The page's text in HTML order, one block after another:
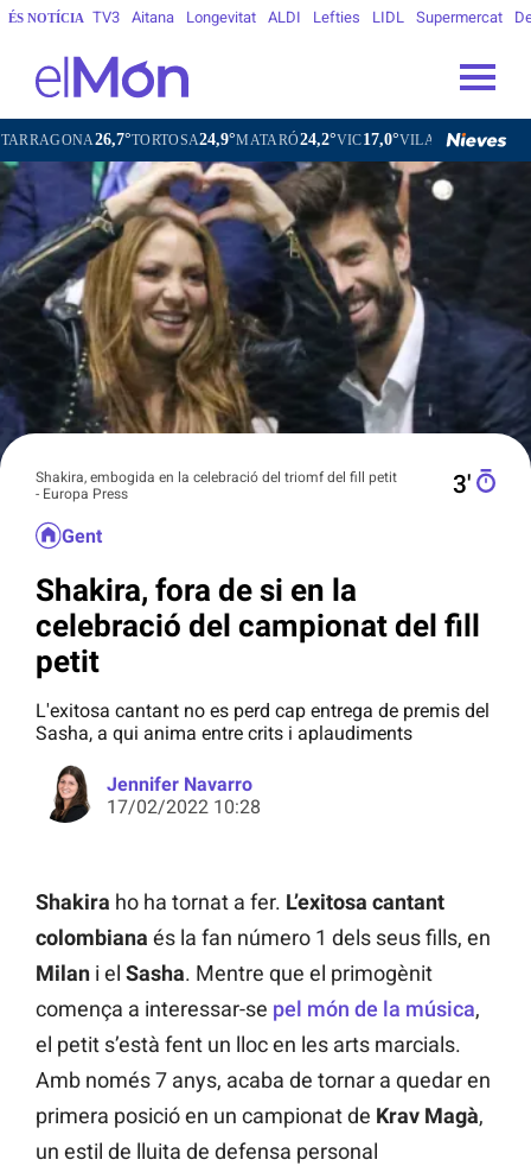
ÉS NOTÍCIA TV3 Aitana Longevitat ALDI Lefties LIDL Supermercat
26,7°TORTOSA24,9°MATARÓ24,2°VIC17,0°VILAFRANCA DEL PENEDÈS
Shakira, embogida en la celebració del triomf del fill petit
- Europa Press
3′
Gent
Shakira, fora de si en la
celebració del campionat del fill
petit
L'exitosa cantant no es perd cap entrega de premis del
Sasha, a qui anima entre crits i aplaudiments
Jennifer Navarro
17/02/2022 10:28
Shakira ho ha tornat a fer. L’exitosa cantant
colombiana és la fan número 1 dels seus fills, en
Milan i el Sasha. Mentre que el primogènit
comença a interessar-se pel món de la música,
el petit s’està fent un lloc en les arts marcials.
Amb només 7 anys, acaba de tornar a quedar en
primera posició en un campionat de Krav Magà,
un estil de lluita de defensa personal